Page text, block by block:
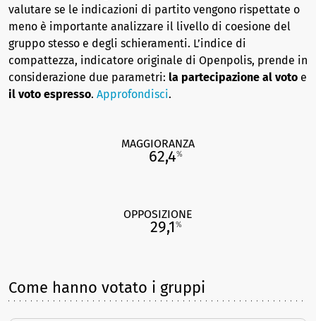
valutare se le indicazioni di partito vengono rispettate o
meno è importante analizzare il livello di coesione del
gruppo stesso e degli schieramenti. L’indice di
compattezza, indicatore originale di Openpolis, prende in
considerazione due parametri: la partecipazione al voto e
il voto espresso. Approfondisci.
MAGGIORANZA
62,4%
OPPOSIZIONE
29,1%
Come hanno votato i gruppi